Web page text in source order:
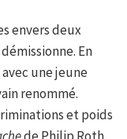
envers deux
En
une jeune
renommé.
et poids